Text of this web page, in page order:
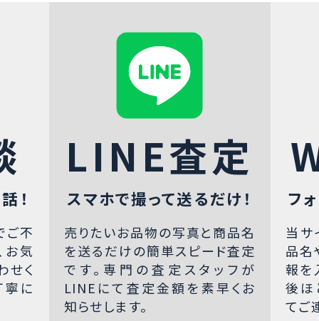
！
ご不
お気
せく
寧に
LINE査定
スマホで撮って送るだけ！
売りたいお品物の写真と商品名
を送るだけの簡単スピード査定
です。専門の査定スタッフが
LINEにて査定金額を素早くお
知らせします。
フ
当サ
品名
報を
後ほ
てご